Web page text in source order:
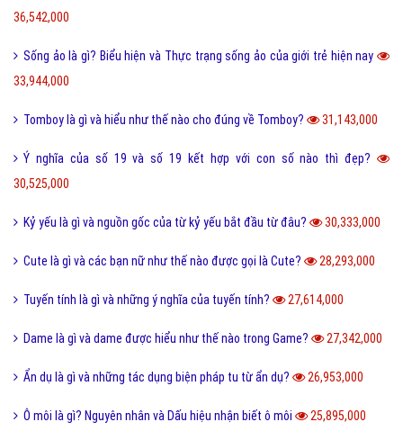
36,542,000
Sống ảo là gì? Biểu hiện và Thực trạng sống ảo của giới trẻ hiện nay
33,944,000
Tomboy là gì và hiểu như thế nào cho đúng về Tomboy? 31,143,000
Ý nghĩa của số 19 và số 19 kết hợp với con số nào thì đẹp?
30,525,000
Kỷ yếu là gì và nguồn gốc của từ kỷ yếu bắt đầu từ đâu? 30,333,000
Cute là gì và các bạn nữ như thế nào được gọi là Cute? 28,293,000
Tuyến tính là gì và những ý nghĩa của tuyến tính? 27,614,000
Dame là gì và dame được hiểu như thế nào trong Game? 27,342,000
Ẩn dụ là gì và những tác dụng biện pháp tu từ ẩn dụ? 26,953,000
Ô môi là gì? Nguyên nhân và Dấu hiệu nhận biết ô môi 25,895,000